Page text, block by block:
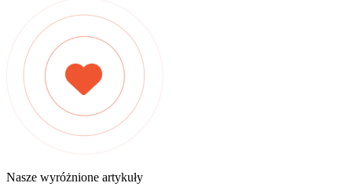
Nasze wyróżnione artykuły